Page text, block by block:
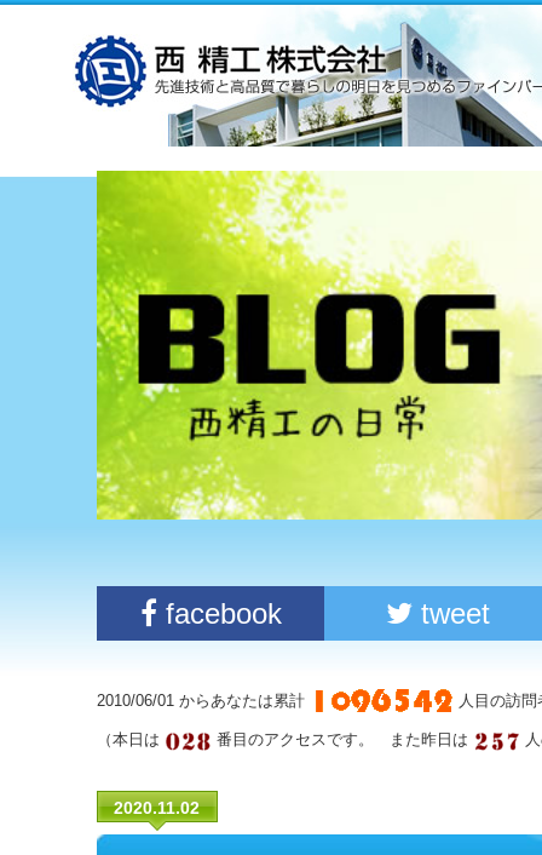
facebook tweet
2010/06/01 からあなたは累計 人目の訪
（本日は 番目のアクセスです。 また昨日は
2020.11.02